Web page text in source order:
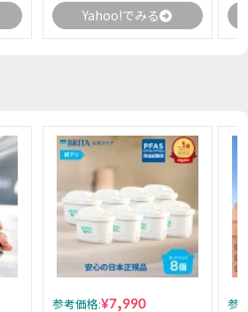
Yahoo!でみる
参考価格:¥7,990 参